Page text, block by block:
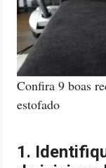
Confira 9 boas
estofado
1.